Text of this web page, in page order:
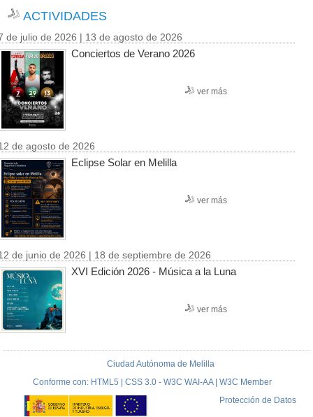
ACTIVIDADES
de julio de 2026 | 13 de agosto de 2026
Conciertos de Verano 2026
ver más
de agosto de 2026
Eclipse Solar en Melilla
ver más
de junio de 2026 | 18 de septiembre de 2026
XVI Edición 2026 - Música a la Luna
ver más
Ciudad Autónoma de Melilla
Conforme con: HTML5 | CSS 3.0 - W3C WAI-AA | W3C Member
Protección de Datos